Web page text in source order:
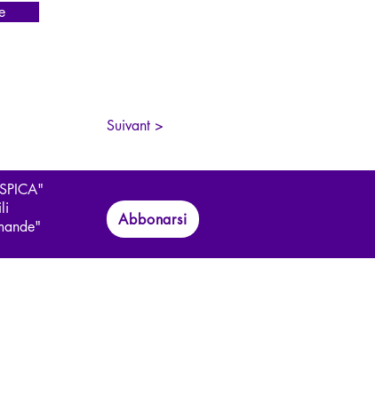
Suivant >
Abbonarsi